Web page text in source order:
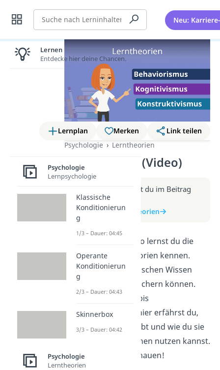
Suche Neu:
Lernplan Merken
Link teilen
Psychologie
Lerntheorien
Lerntheorien (Video)
Weitere Infos erhältst du im Beitrag
zum Video
zum Beitrag: Lerntheorien
In diesem Erklärvideo lernst du die
wichtigsten Lerntheorien kennen.
Erfahre, wie wir Menschen Wissen
aufnehmen und speichern können.
Von Behaviorismus bis
Konstruktivismus – hier erfährst du,
welche Ansätze es gibt und wie du sie
für dein eigenes Lernen nutzen kannst.
Viel Spaß beim Zuschauen!
Lernen lohnt sich!
Entdecke hier deine Chancen.
Psychologie
Lernpsychologie
Klassische
Konditionierun
g
1/3 – Dauer: 04:45
Operante
Konditionierun
g
2/3 – Dauer: 04:43
Skinnerbox
3/3 – Dauer: 04:42
Psychologie
Lerntheorien